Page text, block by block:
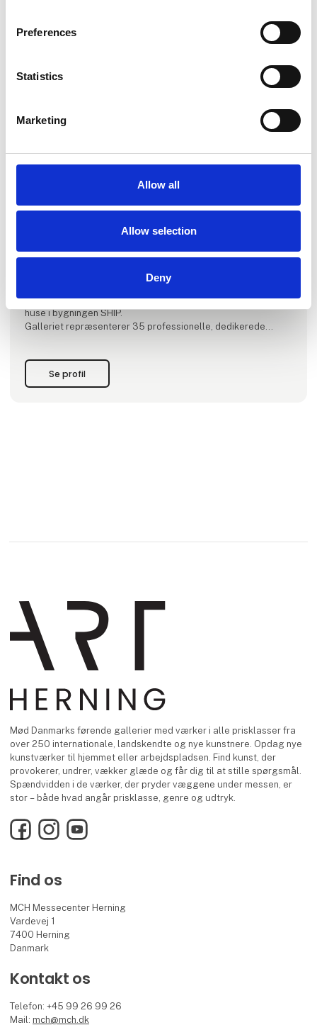
Preferences
Statistics
Marketing
Allow all
Allow selection
Deny
GALLERI V58 blev grundlagt i 2007 af Eigil Johansen og Ib
betydningsfuld adresse i Aarhus’ kultur- og musikhistorie,
flyttede galleriet ind i den historiske bygning Børnely på
Hans Hartvig Seedorffs Stræde 12. GALLERI V58 bevarede
sit etablerede navn med reference til dets tidligere residens.
I februar 2024 flyttede galleriet til Aarhus Ø, og har nu til
huse i bygningen SHIP.
Galleriet repræsenterer 35 professionelle, dedikerede
Se profil
Mød Danmarks førende gallerier med værker i alle prisklasser fra
over 250 internationale, landskendte og nye kunstnere. Opdag nye
kunstværker til hjemmet eller arbejdspladsen. Find kunst, der
provokerer, undrer, vækker glæde og får dig til at stille spørgsmål.
Spændvidden i de værker, der pryder væggene under messen, er
stor – både hvad angår prisklasse, genre og udtryk.
FacebookInstagramYouTube
Find os
MCH Messecenter Herning
Vardevej 1
7400 Herning
Danmark
Kontakt os
Telefon: +45 99 26 99 26
Mail: mch@mch.dk